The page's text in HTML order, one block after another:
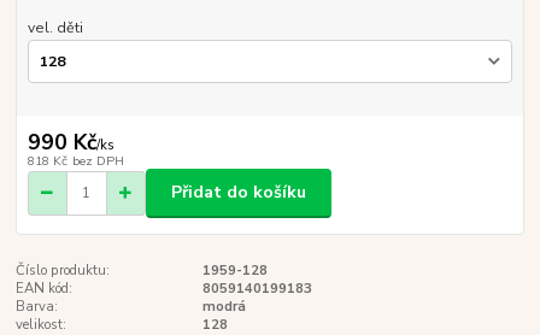
vel. děti
990 Kč/ks
818 Kč bez DPH
Přidat do košíku
Číslo produktu:
1959-128
EAN kód:
8059140199183
Barva:
modrá
velikost:
128